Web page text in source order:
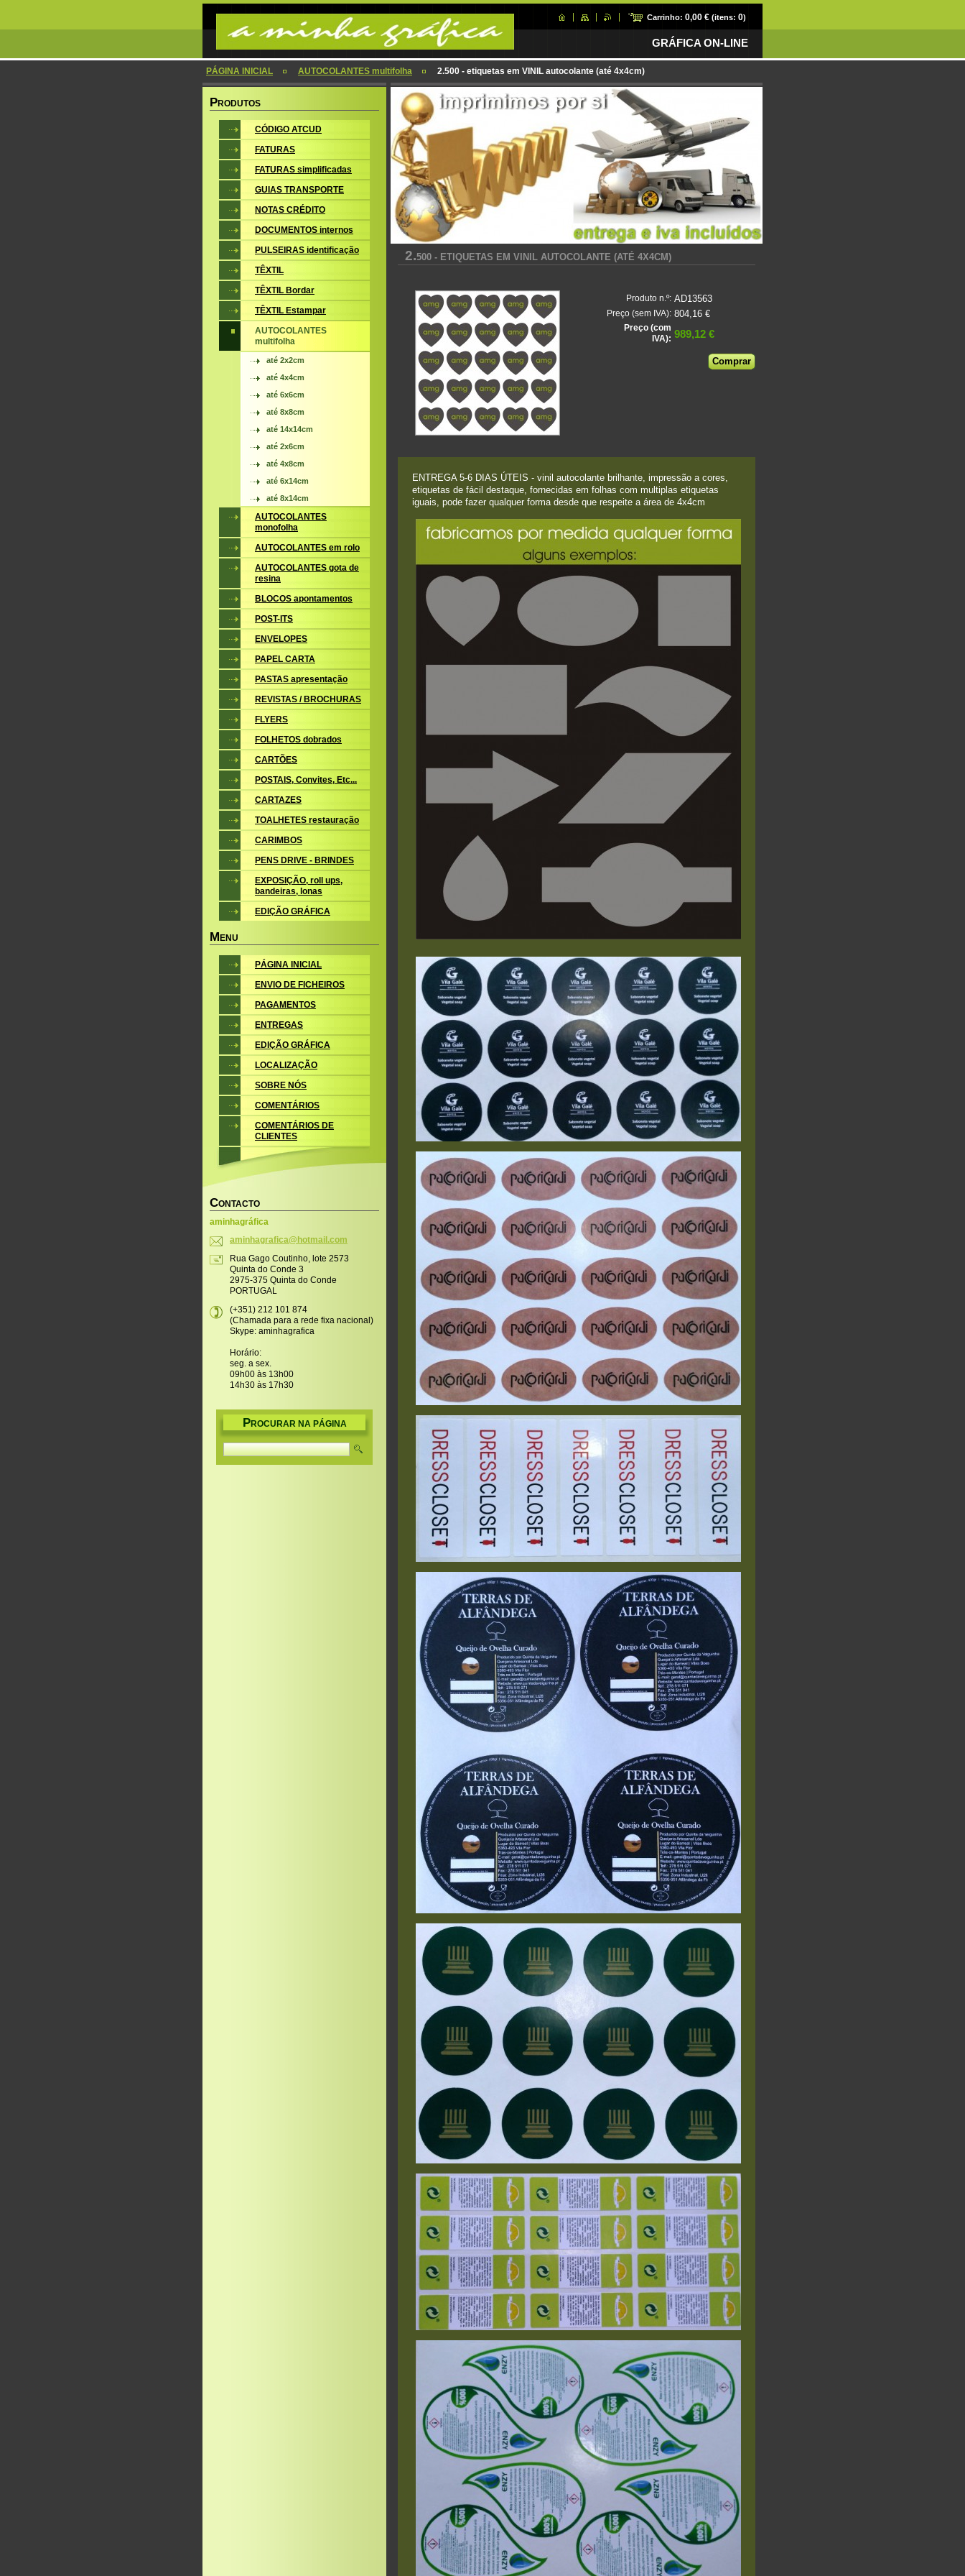
Carrinho: 0,00 € (itens: 0)
GRÁFICA ON-LINE
PÁGINA INICIAL AUTOCOLANTES multifolha 2.500 - etiquetas em VINIL autocolante (até 4x4cm)
2.500 - ETIQUETAS EM VINIL AUTOCOLANTE (ATÉ 4X4CM)
Produto n.º: AD13563
Preço (sem IVA): 804,16 €
Preço (com
IVA): 989,12 €
ENTREGA 5-6 DIAS ÚTEIS - vinil autocolante brilhante, impressão a cores,
etiquetas de fácil destaque, fornecidas em folhas com multiplas etiquetas
iguais, pode fazer qualquer forma desde que respeite a área de 4x4cm
PRODUTOS
CÓDIGO ATCUD
FATURAS
FATURAS simplificadas
GUIAS TRANSPORTE
NOTAS CRÉDITO
DOCUMENTOS internos
PULSEIRAS identificação
TÊXTIL
TÊXTIL Bordar
TÊXTIL Estampar
AUTOCOLANTES
multifolha
até 2x2cm
até 4x4cm
até 6x6cm
até 8x8cm
até 14x14cm
até 2x6cm
até 4x8cm
até 6x14cm
até 8x14cm
AUTOCOLANTES
monofolha
AUTOCOLANTES em rolo
AUTOCOLANTES gota de
resina
BLOCOS apontamentos
POST-ITS
ENVELOPES
PAPEL CARTA
PASTAS apresentação
REVISTAS / BROCHURAS
FLYERS
FOLHETOS dobrados
CARTÕES
POSTAIS, Convites, Etc...
CARTAZES
TOALHETES restauração
CARIMBOS
PENS DRIVE - BRINDES
EXPOSIÇÃO, roll ups,
bandeiras, lonas
EDIÇÃO GRÁFICA
M ENU
PÁGINA INICIAL
ENVIO DE FICHEIROS
PAGAMENTOS
ENTREGAS
EDIÇÃO GRÁFICA
LOCALIZAÇÃO
SOBRE NÓS
COMENTÁRIOS
COMENTÁRIOS DE
CLIENTES
CONTACTO
aminhagráfica
aminhagrafica@hotmail.com
Rua Gago Coutinho, lote 2573
Quinta do Conde 3
2975-375 Quinta do Conde
PORTUGAL
(+351) 212 101 874
(Chamada para a rede fixa nacional)
Skype: aminhagrafica
Horário:
seg. a sex.
09h00 às 13h00
14h30 às 17h30
PROCURAR NA PÁGINA